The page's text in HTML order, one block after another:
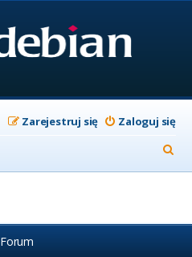
Zaloguj się
Zarejestruj się
z
Forum